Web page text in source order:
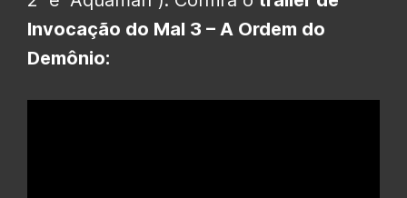
Invocação do Mal 3 – A Ordem do
Demônio: